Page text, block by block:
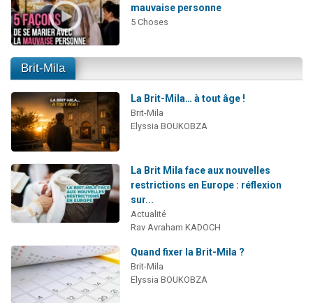
mauvaise personne
5 Choses
Brit-Mila
La Brit-Mila… à tout âge !
Brit-Mila
Elyssia BOUKOBZA
La Brit Mila face aux nouvelles
restrictions en Europe : réflexion
sur...
Actualité
Rav Avraham KADOCH
Quand fixer la Brit-Mila ?
Brit-Mila
Elyssia BOUKOBZA